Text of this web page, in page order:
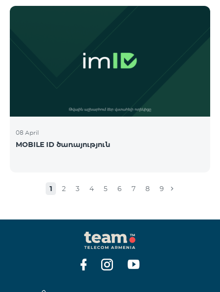
08 April
MOBILE ID ծառայություն
1 2 3 4 5 6 7 8 9